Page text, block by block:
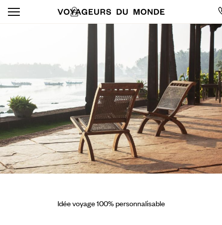
Idée voyage 100% personnalisable